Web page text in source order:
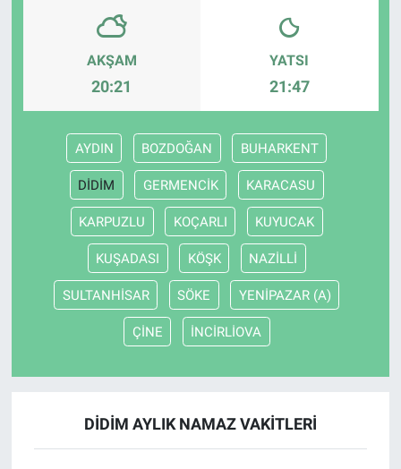
AKŞAM
20:21
YATSI
21:47
AYDIN BOZDOĞAN BUHARKENT
DİDİM GERMENCİK KARACASU
KARPUZLU KOÇARLI KUYUCAK
KUŞADASI KÖŞK NAZİLLİ
SULTANHİSAR SÖKE YENİPAZAR (A)
ÇİNE İNCİRLİOVA
DİDİM AYLIK NAMAZ VAKITLERI